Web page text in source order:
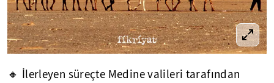
🔸 İlerleyen süreçte Medine valileri tarafından